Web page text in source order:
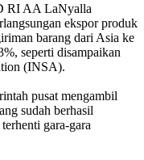
RI AA LaNyalla
ekspor produk
barang dari Asia ke
seperti disampaikan
(INSA).
pusat mengambil
sudah berhasil
gara-gara